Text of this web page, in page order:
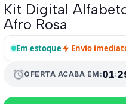
Kit Digital
Afro Rosa
Em estoque Envio
alarmOFERTA ACABA EM:01: